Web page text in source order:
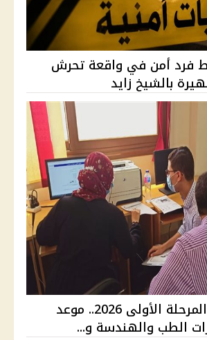
فرد أمن في واقعة تحرش
بالشيخ زايد
نتيجة تنسيق المرحلة الأولى 2026.. موعد
الطب والهندسة و...